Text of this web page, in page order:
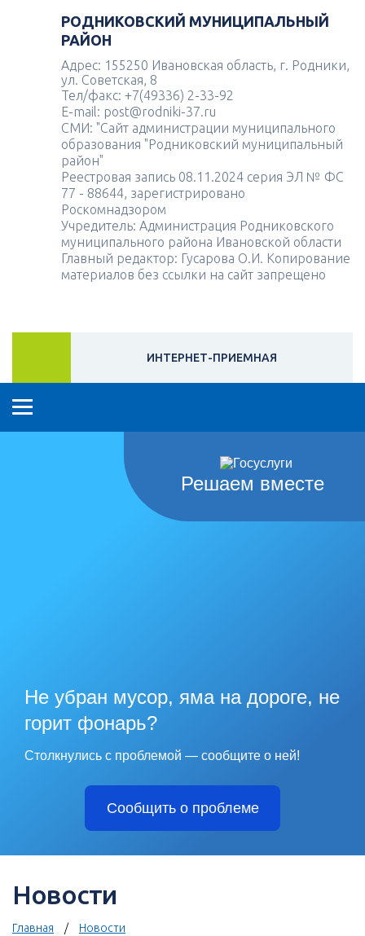
РОДНИКОВСКИЙ МУНИЦИПАЛЬНЫЙ
РАЙОН
Адрес: 155250 Ивановская область, г. Родники,
ул. Советская, 8
Тел/факс: +7(49336) 2-33-92
E-mail: post@rodniki-37.ru
СМИ: "Сайт администрации муниципального
образования "Родниковский муниципальный
район"
Реестровая запись 08.11.2024 серия ЭЛ № ФС
77 - 88644, зарегистрировано
Роскомнадзором
Учредитель: Администрация Родниковского
муниципального района Ивановской области
Главный редактор: Гусарова О.И. Копирование
материалов без ссылки на сайт запрещено
ИНТЕРНЕТ-ПРИЕМНАЯ
Решаем вместе
Не убран мусор, яма на дороге, не
горит фонарь?
Столкнулись с проблемой — сообщите о ней!
Сообщить о проблеме
Новости
Главная Новости